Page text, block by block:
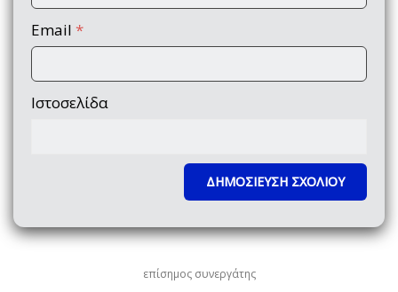
Email *
Ιστοσελίδα
επίσημος συνεργάτης